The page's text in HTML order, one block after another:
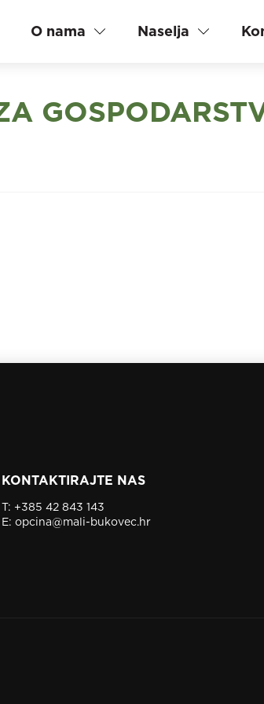
O nama Naselja
KONTAKTIRAJTE NAS
T: +385 42 843 143
E: opcina@mali-bukovec.hr